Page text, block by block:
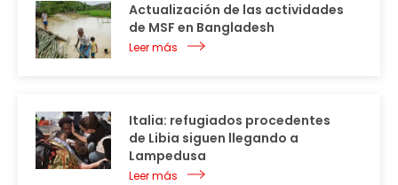
Actualización de las actividades
de MSF en Bangladesh
Leer más
Italia: refugiados procedentes
de Libia siguen llegando a
Lampedusa
Leer más